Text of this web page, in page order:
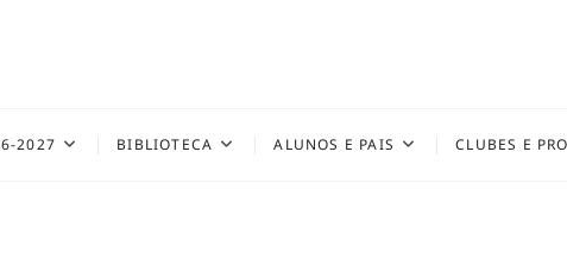
2027 BIBLIOTECA ALUNOS E PAIS CLUBES E